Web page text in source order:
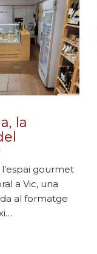
la
l’espai gourmet
a Vic, una
al formatge